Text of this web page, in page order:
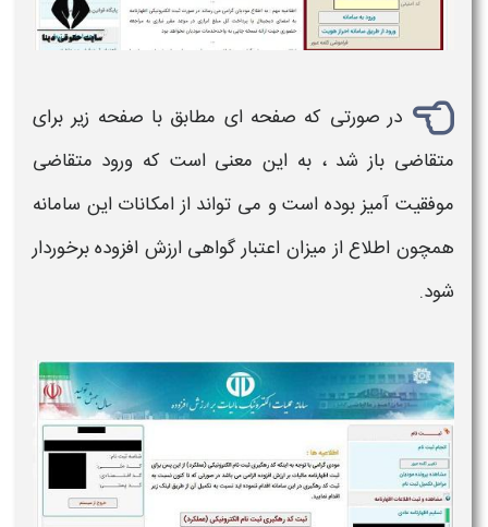
در صورتی که صفحه ای مطابق با صفحه زیر برای
متقاضی باز شد ، به این معنی است که ورود متقاضی
موفقیت آمیز بوده است و می تواند از امکانات این سامانه
همچون اطلاع از میزان اعتبار گواهی ارزش افزودهبرخوردار
شود.